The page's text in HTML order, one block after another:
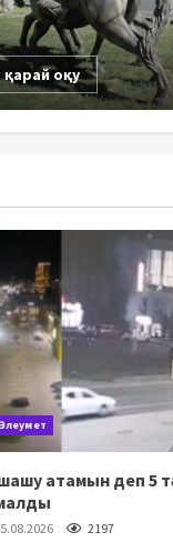
оқу
атамын деп 5
2197